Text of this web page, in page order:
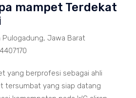
mampet Terdekat
Pulogadung, Jawa Barat
yang berprofesi sebagai ahli
tersumbat yang siap datang